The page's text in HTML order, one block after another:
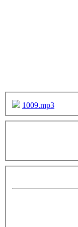
1009.mp3